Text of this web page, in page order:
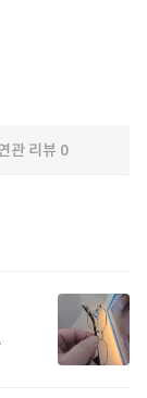
관 리뷰 0